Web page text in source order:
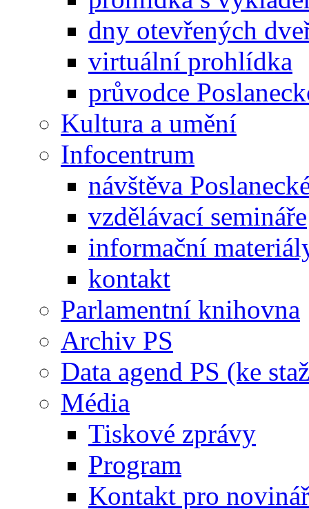
dny otevřených
virtuální prohlídka
průvodce
Kultura a umění
Infocentrum
návštěva
vzdělávací semináře
informační
kontakt
Parlamentní knihovna
Archiv PS
Data agend PS (ke
Média
Tiskové zprávy
Program
Kontakt pro